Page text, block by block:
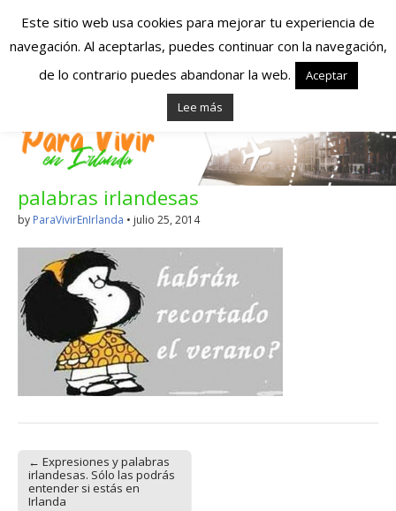
Españoles en
Irlanda – Vivir en
Irlanda – Trabajo
en Irlanda –
Alojamiento en
Irlanda
Blog dedicado a los que viven, estudian y trabajan en
Irlanda!
palabras irlandesas
by ParaVivirEnIrlanda • julio 25, 2014
Post navigation
← Expresiones y palabras
irlandesas. Sólo las podrás
entender si estás en
Irlanda
Este sitio web usa cookies para mejorar tu experiencia de
navegación. Al aceptarlas, puedes continuar con la navegación,
de lo contrario puedes abandonar la web.
Aceptar
Lee más